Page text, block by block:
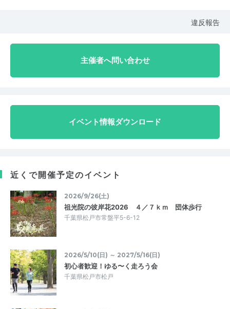
違反報告
主催者へ問い合わせ
イベント情報ダウンロード
近くで開催予定のイベント
2026/9/26(土)
祖光院の彼岸花2026 ４／７ｋｍ 団体歩行
千葉県松戸市常盤平5-6-12
2026/5/10(日) ～ 2027/5/16(日)
初心者歓迎！ゆる〜く走ろう会
千葉県松戸市松戸